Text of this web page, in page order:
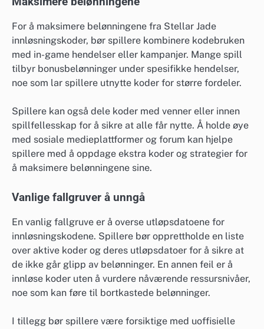
For å maksimere belønningene fra Stellar Jade
innløsningskoder, bør spillere kombinere kodebruken
med in-game hendelser eller kampanjer. Mange spill
tilbyr bonusbelønninger under spesifikke hendelser,
noe som lar spillere utnytte koder for større fordeler.
Spillere kan også dele koder med venner eller innen
spillfellesskap for å sikre at alle får nytte. Å holde øye
med sosiale medieplattformer og forum kan hjelpe
spillere med å oppdage ekstra koder og strategier for
å maksimere belønningene sine.
Vanlige fallgruver å unngå
En vanlig fallgruve er å overse utløpsdatoene for
innløsningskodene. Spillere bør opprettholde en liste
over aktive koder og deres utløpsdatoer for å sikre at
de ikke går glipp av belønninger. En annen feil er å
innløse koder uten å vurdere nåværende ressursnivåer,
noe som kan føre til bortkastede belønninger.
I tillegg bør spillere være forsiktige med uoffisielle